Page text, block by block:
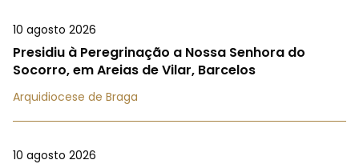
10 agosto 2026
Presidiu à Peregrinação a Nossa Senhora do
Socorro, em Areias de Vilar, Barcelos
Arquidiocese de Braga
10 agosto 2026